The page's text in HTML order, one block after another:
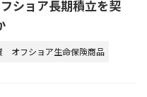
ショア長期積立を契
オフショア生命保険商品